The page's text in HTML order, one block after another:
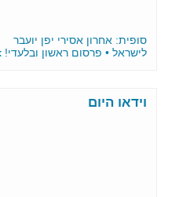
סופית: אחרון אסירי יפן יועבר
לישראל • פרסום ראשון ובלעדי!
וידאו היום